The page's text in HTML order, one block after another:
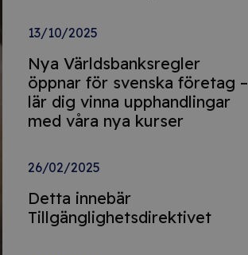
13/10/2025
Nya Världsbanksregler
öppnar för svenska företag –
lär dig vinna upphandlingar
med våra nya kurser
26/02/2025
Detta innebär
Tillgänglighetsdirektivet